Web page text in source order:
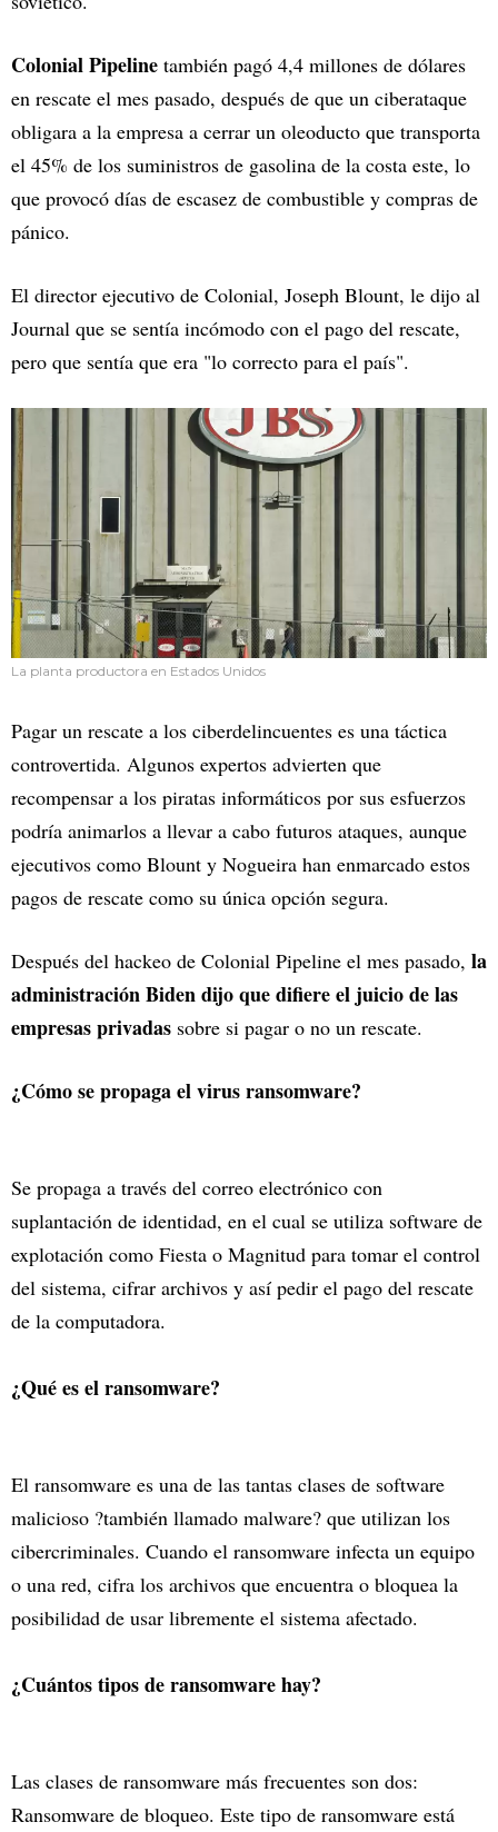
Colonial Pipeline también pagó 4,4 millones de dólares
en rescate el mes pasado, después de que un ciberataque
obligara a la empresa a cerrar un oleoducto que transporta
el 45% de los suministros de gasolina de la costa este, lo
que provocó días de escasez de combustible y compras de
pánico.
El director ejecutivo de Colonial, Joseph Blount, le dijo al
Journal que se sentía incómodo con el pago del rescate,
pero que sentía que era "lo correcto para el país".
La planta productora en Estados Unidos
Pagar un rescate a los ciberdelincuentes es una táctica
controvertida. Algunos expertos advierten que
recompensar a los piratas informáticos por sus esfuerzos
podría animarlos a llevar a cabo futuros ataques, aunque
ejecutivos como Blount y Nogueira han enmarcado estos
pagos de rescate como su única opción segura.
Después del hackeo de Colonial Pipeline el mes pasado, la
administración Biden dijo que difiere el juicio de las
empresas privadas sobre si pagar o no un rescate.
¿Cómo se propaga el virus ransomware?
Se propaga a través del correo electrónico con
suplantación de identidad, en el cual se utiliza software de
explotación como Fiesta o Magnitud para tomar el control
del sistema, cifrar archivos y así pedir el pago del rescate
de la computadora.
¿Qué es el ransomware?
El ransomware es una de las tantas clases de software
malicioso ?también llamado malware? que utilizan los
cibercriminales. Cuando el ransomware infecta un equipo
o una red, cifra los archivos que encuentra o bloquea la
posibilidad de usar libremente el sistema afectado.
¿Cuántos tipos de ransomware hay?
Las clases de ransomware más frecuentes son dos:
Ransomware de bloqueo. Este tipo de ransomware está